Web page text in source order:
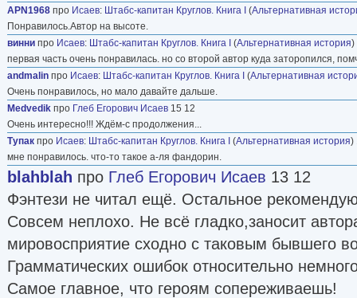
APN1968 про Исаев: Штабс-капитан Круглов. Книга I (Альтернативная
Понравилось.Автор на высоте.
винни про Исаев: Штабс-капитан Круглов. Книга I (Альтернативная история)
первая часть очень понравилась. но со второй автор куда заторопился,
andmalin про Исаев: Штабс-капитан Круглов. Книга I (Альтернативная
Очень понравилось, но мало давайте дальше.
Medvedik про Глеб Егорович Исаев 15 12
Очень интересно!!! Ждём-с продолжения...
Тупак про Исаев: Штабс-капитан Круглов. Книга I (Альтернативная история)
мне понравилось. что-то такое а-ля фандорин.
blahblah про Глеб Егорович Исаев 13 12
Фэнтези не читал ещё. Остальное
Совсем неплохо. Не всё гладко,заносит
мировосприятие сходно с таковым бывшего
Грамматических ошибок относительно
Самое главное, что героям сопереживаешь!